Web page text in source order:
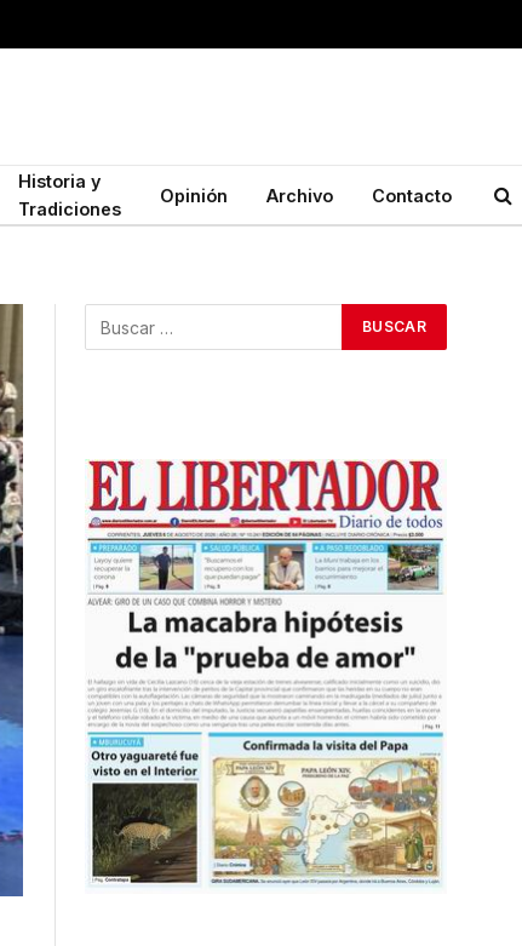
Historia y
Tradiciones
Opinión Archivo Contacto